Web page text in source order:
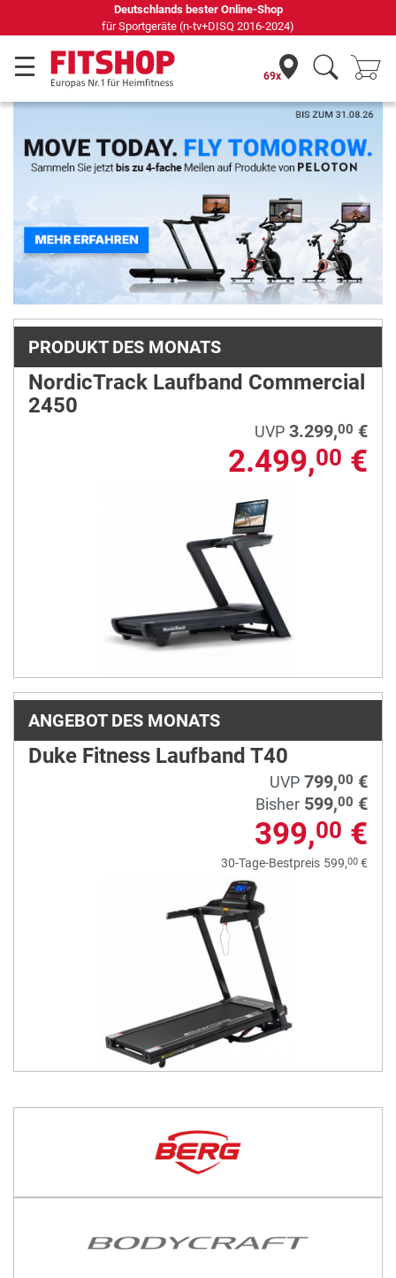
69 Fachmärkte vor Ort mit 75 eigenen Servicetechnikern
69x
Previous Next
PRODUKT DES MONATS
NordicTrack Laufband Commercial
2450
UVP 3.299,00 €
2.499,00 €
ANGEBOT DES MONATS
Duke Fitness Laufband T40
UVP 799,00 €
Bisher 599,00 €
399,00 €
30-Tage-Bestpreis 599,00 €